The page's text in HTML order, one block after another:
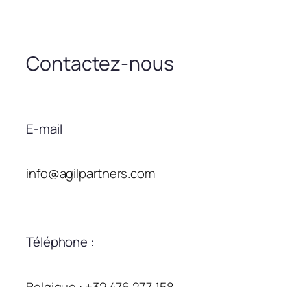
Contactez-nous
E-mail
info@agilpartners.com
Téléphone :